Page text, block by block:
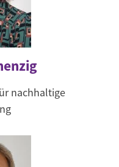
nachhaltige